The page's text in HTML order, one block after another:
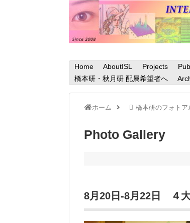
Home AboutISL Projects
橋本研・秋月研 配属希望者へ
ホーム 橋本研のフォトア
Photo Gallery
8月20日-8月22日 ４